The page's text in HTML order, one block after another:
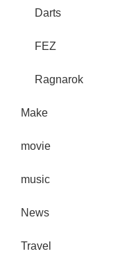
Darts
FEZ
Ragnarok
Make
movie
music
News
Travel